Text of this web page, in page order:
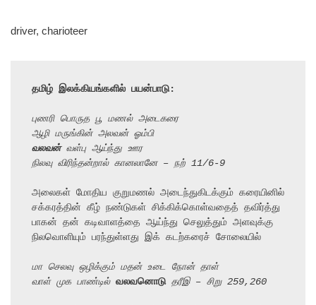
driver, charioteer
தமிழ் இலக்கியங்களில் பயன்பாடு:
புணரி பொருத பூ மணல் அடைகரை
ஆழி மருங்கின் அலவன் ஓம்பி
வலவன் வள்பு ஆய்ந்து ஊர
நிலவு விரிந்தன்றால் கானலானே – நற் 11/6-9
அலைகள் மோதிய குறுமணல் அடைந்துகிடக்கும் கரையினில்
சக்கரத்தின் கீழ் நண்டுகள் சிக்கிக்கொள்வதைத் தவிர்த்து
பாகன் தன் கடிவாளத்தை ஆய்ந்து செலுத்தும் அளவுக்கு
நிலவொளியும் பரந்துள்ளது இக் கடற்கரைச் சோலையில்
மா செலவு ஒழிக்கும் மதன் உடை நோன் தாள்
வாள் முக பாண்டில் வலவனொடு தரீஇ – சிறு 259,260